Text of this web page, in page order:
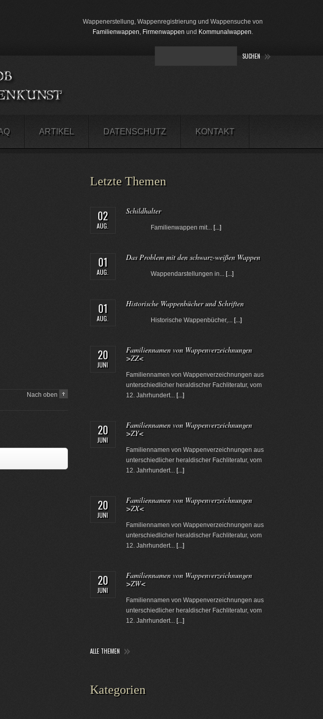
Wappenerstellung, Wappenregistrierung und Wappensuche von
Familienwappen, Firmenwappen und Kommunalwappen.
ARTIKEL DATENSCHUTZ KONTAKT
Nach oben
Letzte Themen
02
AUG.
Schildhalter
Familienwappen mit... [...]
01
AUG.
Das Problem mit den schwarz-weißen Wappen
Wappendarstellungen in... [...]
01
AUG.
Historische Wappenbücher und Schriften
Historische Wappenbücher,... [...]
20
JUNI
Familiennamen von Wappenverzeichnungen
>ZZ<
Familiennamen von Wappenverzeichnungen aus
unterschiedlicher heraldischer Fachliteratur, vom
12. Jahrhundert... [...]
20
JUNI
Familiennamen von Wappenverzeichnungen
>ZY<
Familiennamen von Wappenverzeichnungen aus
unterschiedlicher heraldischer Fachliteratur, vom
12. Jahrhundert... [...]
20
JUNI
Familiennamen von Wappenverzeichnungen
>ZX<
Familiennamen von Wappenverzeichnungen aus
unterschiedlicher heraldischer Fachliteratur, vom
12. Jahrhundert... [...]
20
JUNI
Familiennamen von Wappenverzeichnungen
>ZW<
Familiennamen von Wappenverzeichnungen aus
unterschiedlicher heraldischer Fachliteratur, vom
12. Jahrhundert... [...]
ALLE THEMEN
Kategorien